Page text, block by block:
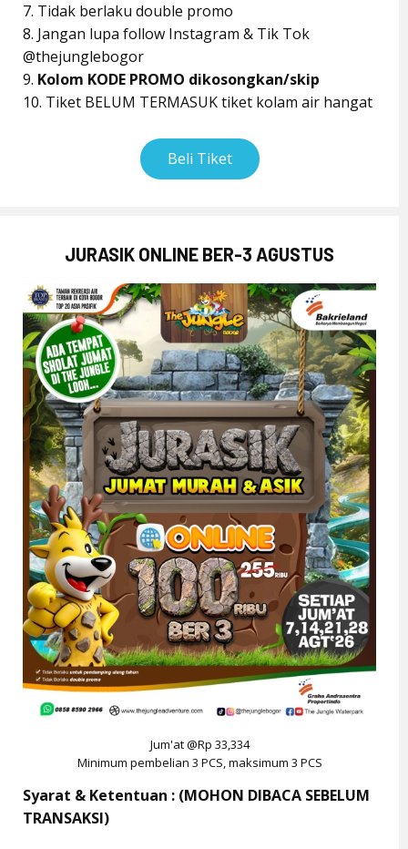
7. Tidak berlaku double promo
8. Jangan lupa follow Instagram & Tik Tok
@thejunglebogor
9. Kolom KODE PROMO dikosongkan/skip
10. Tiket BELUM TERMASUK tiket kolam air hangat
Beli Tiket
JURASIK ONLINE BER-3 AGUSTUS
Jum'at @Rp 33,334
Minimum pembelian 3 PCS, maksimum 3 PCS
Syarat & Ketentuan : (MOHON DIBACA SEBELUM
TRANSAKSI)